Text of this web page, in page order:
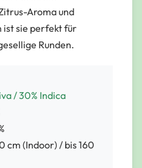
Aroma und
ist sie perfekt für
Runden.
/ 30% Indica
cm (Indoor) / bis 160